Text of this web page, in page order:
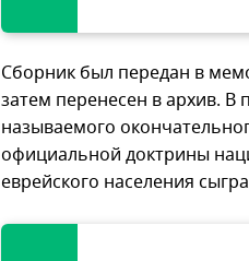
Сборник был передан в
затем перенесен в архив. В
называемого
официальной доктрины
еврейского населения